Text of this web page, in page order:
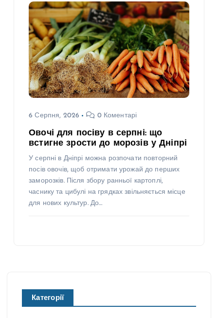
6 Серпня, 2026 0 Коментарі
Овочі для посіву в серпні: що
встигне зрости до морозів у Дніпрі
У серпні в Дніпрі можна розпочати повторний
посів овочів, щоб отримати урожай до перших
заморозків. Після збору ранньої картоплі,
часнику та цибулі на грядках звільняється місце
для нових культур. До…
Категорії